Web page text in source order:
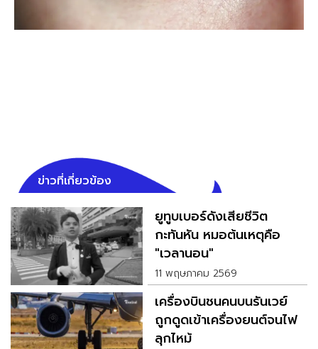
ข่าวที่เกี่ยวข้อง
ยูทูบเบอร์ดังเสียชีวิต
กะทันหัน หมอต้นเหตุคือ
"เวลานอน"
11 พฤษภาคม 2569
เครื่องบินชนคนบนรันเวย์
ถูกดูดเข้าเครื่องยนต์จนไฟ
ลุกไหม้